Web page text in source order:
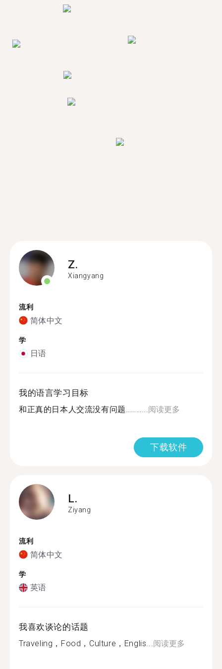
Z.
Xiangyang
流利
简体中文
学
日语
我的语言学习目标
和正真的日本人交流没有问题………...阅读更多
下载软件
L.
Ziyang
流利
简体中文
学
英语
我喜欢谈论的话题
Traveling，Food，Culture，Englis...阅读更多